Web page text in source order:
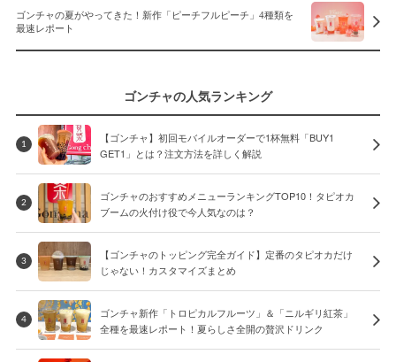
ゴンチャの夏がやってきた！新作「ピーチフルピーチ」4種類を
最速レポート
ゴンチャの人気ランキング
1
【ゴンチャ】初回モバイルオーダーで1杯無料「BUY1
GET1」とは？注文方法を詳しく解説
2
ゴンチャのおすすめメニューランキングTOP10！タピオカ
ブームの火付け役で今人気なのは？
3
【ゴンチャのトッピング完全ガイド】定番のタピオカだけ
じゃない！カスタマイズまとめ
4
ゴンチャ新作「トロピカルフルーツ」＆「ニルギリ紅茶」
全種を最速レポート！夏らしさ全開の贅沢ドリンク